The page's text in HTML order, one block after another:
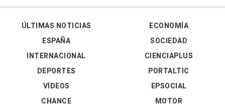
ÚLTIMAS NOTICIAS
ESPAÑA
INTERNACIONAL
DEPORTES
VÍDEOS
ECONOMÍA
SOCIEDAD
CIENCIAPLUS
PORTALTIC
EPSOCIAL
CHANCE
MOTOR